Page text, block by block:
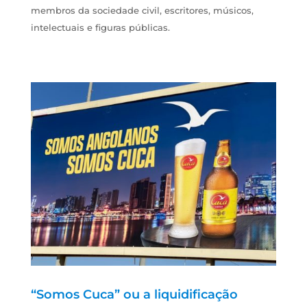
membros da sociedade civil, escritores, músicos,
intelectuais e figuras públicas.
“Somos Cuca” ou a liquidificação